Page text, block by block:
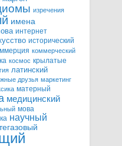
изречения
имена
интернет
исторический
коммерческий
космос крылатые
латинский
друзья маркетинг
матерный
медицинский
мова
научный